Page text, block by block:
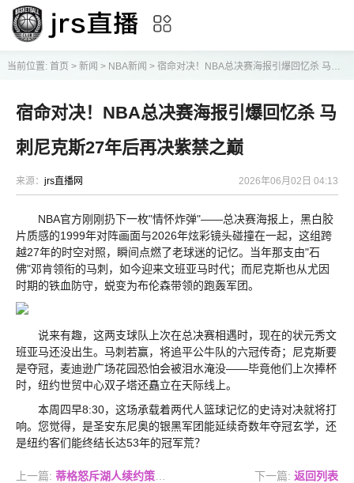
当前位置: 首页 > 新闻 > NBA新闻 > 宿命对决！NBA总决赛海报引爆回忆杀 马刺尼克斯27年后再决紫禁之巅
宿命对决！NBA总决赛海报引爆回忆杀 马
刺尼克斯27年后再决紫禁之巅
来源： jrs直播网 2026年06月02日 04:13
NBA官方刚刚扔下一枚"情怀炸弹"——总决赛海报上，黑白胶
片质感的1999年对阵画面与2026年炫彩镜头碰撞在一起，这组跨
越27年的时空对照，瞬间点燃了老球迷的记忆。当年那支由"石
佛"邓肯领衔的马刺，如今迎来文班亚马时代；而尼克斯也从尤因
时期的铁血防守，蜕变为布伦森带领的跑轰军团。
说来有趣，这两支球队上次在总决赛相遇时，现在的状元秀文
班亚马还没出生。马刺若赢，将追平公牛队的六冠传奇；尼克斯要
是夺冠，麦迪逊广场花园恐怕会被泪水淹没——毕竟他们上次捧杯
时，纽约世贸中心双子塔还矗立在天际线上。
本周四早8:30，这场承载着两代人篮球记忆的史诗对决就将打
响。您觉得，是圣安东尼奥的银黑军团能延续奇数年夺冠玄学，还
是纽约客们能终结长达53年的冠军荒？
上一篇: 蒂格怒斥湖人续约策略：把里夫斯排老詹前头？这简直是在羞辱GOAT！ 下一篇: 返回列表